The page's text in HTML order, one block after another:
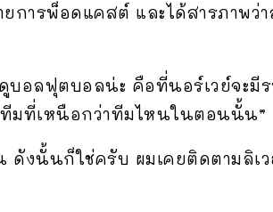
การพ็อดแคสต์ และได้สารภาพว่า
อลฟุตบอลน่ะ คือที่นอร์เวย์จะมีร
มที่เหนือกว่าทีมไหนในตอนนั้น”
ดังนั้นก็ใช่ครับ ผมเคยติดตามลิเ